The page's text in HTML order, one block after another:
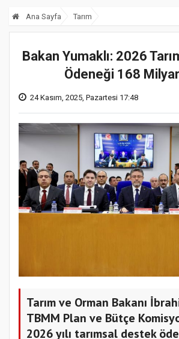
Ana Sayfa Tarım
Bakan Yumaklı: 2026
Ödeneği 168
24 Kasım, 2025, Pazartesi 17:48
Tarım ve Orman Bakanı
TBMM Plan ve Bütçe
2026 yılı tarımsal destek